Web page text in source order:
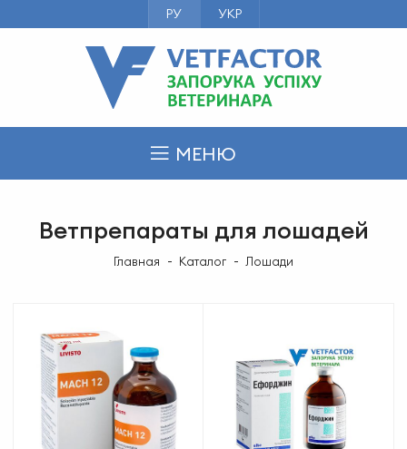
РУ УКР
МЕНЮ
Ветпрепараты для лошадей
Главная Каталог Лошади